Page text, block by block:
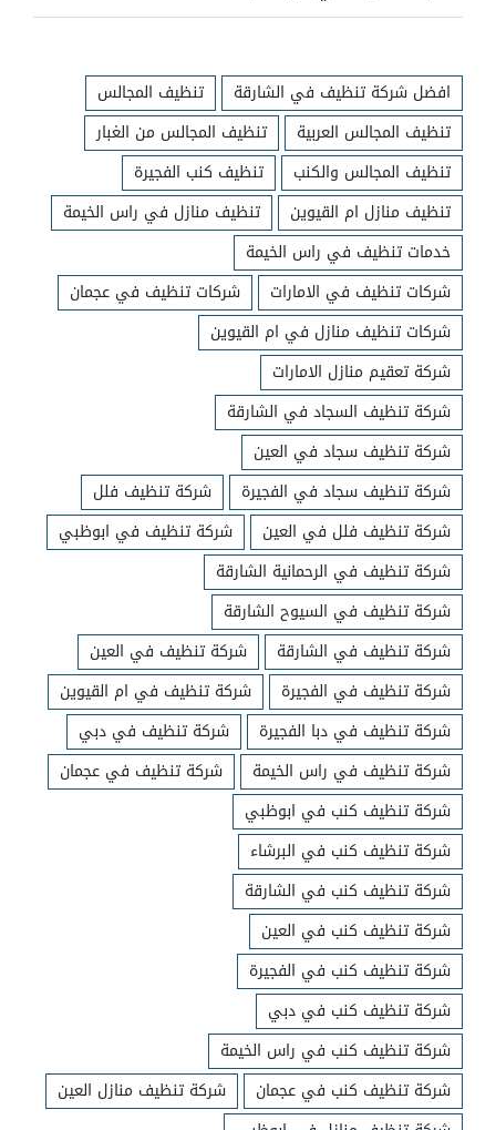
افضل شركة تنظيف في الشارقة
تنظيف المجالس
تنظيف المجالس العربية
تنظيف المجالس من الغبار
تنظيف المجالس والكنب
تنظيف كنب الفجيرة
تنظيف منازل ام القيوين
تنظيف منازل في راس الخيمة
خدمات تنظيف في راس الخيمة
شركات تنظيف في الامارات
شركات تنظيف في عجمان
شركات تنظيف منازل في ام القيوين
شركة تعقيم منازل الامارات
شركة تنظيف السجاد في الشارقة
شركة تنظيف سجاد في العين
شركة تنظيف سجاد في الفجيرة
شركة تنظيف فلل
شركة تنظيف فلل في العين
شركة تنظيف في ابوظبي
شركة تنظيف في الرحمانية الشارقة
شركة تنظيف في السيوح الشارقة
شركة تنظيف في الشارقة
شركة تنظيف في العين
شركة تنظيف في الفجيرة
شركة تنظيف في ام القيوين
شركة تنظيف في دبا الفجيرة
شركة تنظيف في دبي
شركة تنظيف في راس الخيمة
شركة تنظيف في عجمان
شركة تنظيف كنب في ابوظبي
شركة تنظيف كنب في البرشاء
شركة تنظيف كنب في الشارقة
شركة تنظيف كنب في العين
شركة تنظيف كنب في الفجيرة
شركة تنظيف كنب في دبي
شركة تنظيف كنب في راس الخيمة
شركة تنظيف كنب في عجمان
شركة تنظيف منازل العين